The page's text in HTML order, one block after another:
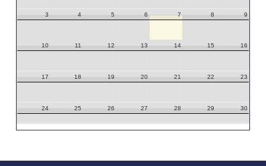
3 4 5 6 7 8 9
10 11 12 13 14 15 16
17 18 19 20 21 22 23
24 25 26 27 28 29 30